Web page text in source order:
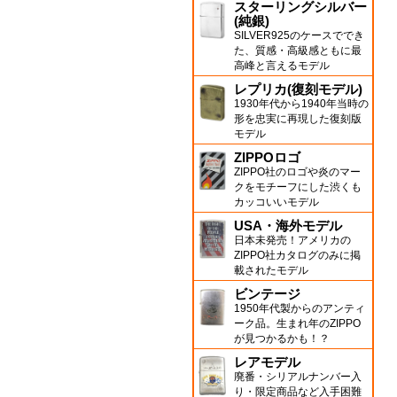
スターリングシルバー
(純銀)
SILVER925のケースででき
た、質感・高級感ともに最
高峰と言えるモデル
レプリカ(復刻モデル)
1930年代から1940年当時の
形を忠実に再現した復刻版
モデル
ZIPPOロゴ
ZIPPO社のロゴや炎のマー
クをモチーフにした渋くも
カッコいいモデル
USA・海外モデル
日本未発売！アメリカの
ZIPPO社カタログのみに掲
載されたモデル
ビンテージ
1950年代製からのアンティ
ーク品。生まれ年のZIPPO
が見つかるかも！？
レアモデル
廃番・シリアルナンバー入
り・限定商品など入手困難